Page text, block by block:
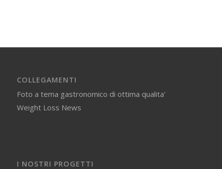
COLLEGAMENTI
Foto a tema gastronomico di ottima qualita'
Weight Loss News
I NOSTRI PROGETTI